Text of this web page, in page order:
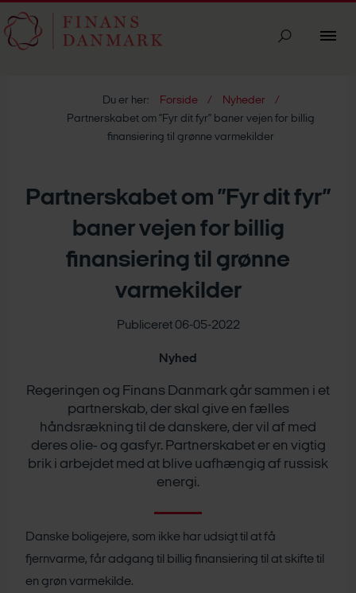
Du er her: Forside
Nyheder
Partnerskabet om ”Fyr dit fyr” baner vejen for billig
finansiering til grønne varmekilder
Partnerskabet om ”Fyr dit fyr”
baner vejen for billig
finansiering til grønne
varmekilder
Publiceret 06-05-2022
Nyhed
Regeringen og Finans Danmark går sammen i et
partnerskab, der skal give en fælles
håndsrækning til de danskere, der vil af med
deres olie- og gasfyr. Partnerskabet er en vigtig
brik i arbejdet med at blive uafhængig af russisk
energi.
Danske boligejere, som ikke har udsigt til at få
fjernvarme, får adgang til billig finansiering til at skifte til
en grøn varmekilde.